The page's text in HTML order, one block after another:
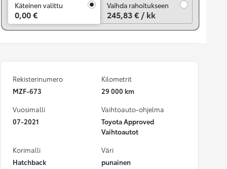
Käteinen valittu
0,00 €
Vaihda rahoitukseen
245,83 € / kk
Rekisterinumero
MZF-673
Kilometrit
29 000 km
Vuosimalli
07-2021
Vaihtoauto-ohjelma
Toyota Approved
Vaihtoautot
Korimalli
Hatchback
Väri
punainen